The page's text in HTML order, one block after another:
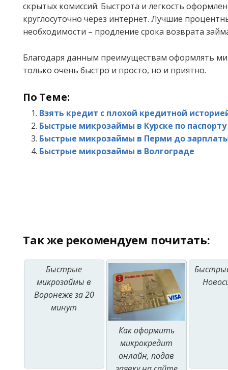
скрытых комиссий. Быстрота и легкость
круглосуточно через интернет. Лучшие
необходимости – продление срока возврата
Благодаря данным преимуществам оформлять
только очень быстро и просто, но и приятно.
По Теме:
Взять кредит с плохой кредитной
Быстрые микрозаймы в Курске по паспорту
Быстрые микрозаймы в Перми до
Быстрые микрозаймы в Волгограде
Так же рекомендуем почитать:
Быстрые
микрозаймы в
Воронеже за 20
минут
Как оформить
микрокредит
онлайн, подав